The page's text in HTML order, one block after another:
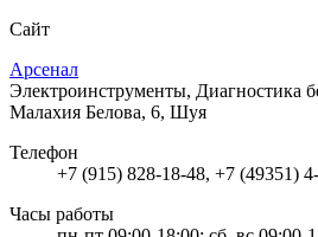
Сайт
Арсенал
Электроинструменты, Диагностика
Малахия Белова, 6, Шуя
Телефон
+7 (915) 828-18-48, +7 (49351)
Часы работы